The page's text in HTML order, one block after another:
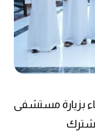
بزيارة مستشفى